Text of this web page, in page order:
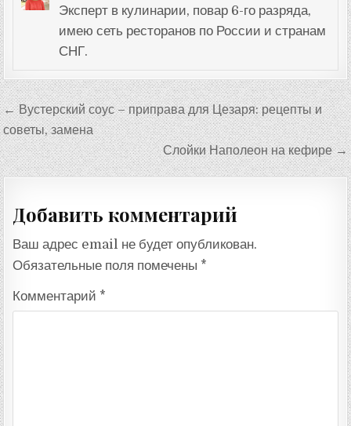
Эксперт в кулинарии, повар 6-го разряда,
имею сеть ресторанов по России и странам
СНГ.
Навигация
по
записям
← Вустерский соус – приправа для Цезаря: рецепты и
советы, замена
Слойки Наполеон на кефире →
Добавить комментарий
Ваш адрес email не будет опубликован.
Обязательные поля помечены *
Комментарий *